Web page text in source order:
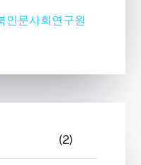
인문사회연구원
(2)